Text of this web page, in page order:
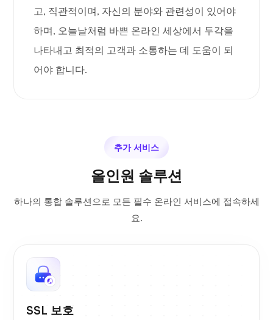
고, 직관적이며, 자신의 분야와 관련성이 있어야
하며, 오늘날처럼 바쁜 온라인 세상에서 두각을
나타내고 최적의 고객과 소통하는 데 도움이 되
어야 합니다.
추가 서비스
올인원 솔루션
하나의 통합 솔루션으로 모든 필수 온라인 서비스에 접속하세
요.
SSL 보호